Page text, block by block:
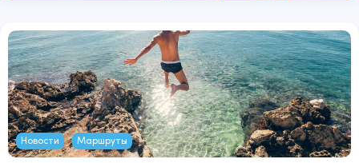
Новости Маршруты